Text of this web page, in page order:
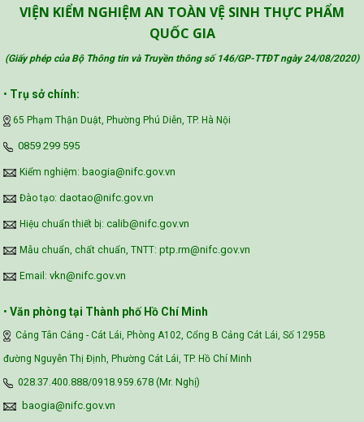
Safe Food for Growth Project (SAFEGRO)
VIỆN KIỂM NGHIỆM AN TOÀN VỆ SINH THỰC PHẨM
QUỐC GIA
(Giấy phép của Bộ Thông tin và Truyền thông số 146/GP-TTĐT ngày 24/08/2020)
• Trụ sở chính:
65 Phạm Thận Duật, Phường Phú Diễn, TP. Hà Nội
‪0859 299 595‬
Kiểm nghiệm: baogia@nifc.gov.vn
Đào tạo: daotao@nifc.gov.vn
Hiệu chuẩn thiết bị: calib@nifc.gov.vn
Mẫu chuẩn, chất chuẩn, TNTT: ptp.rm@nifc.gov.vn
Email: vkn@nifc.gov.vn
• Văn phòng tại Thành phố Hồ Chí Minh
Cảng Tân Cảng - Cát Lái, Phòng A102, Cổng B Cảng Cát Lái, Số 1295B
đường Nguyễn Thị Định, Phường Cát Lái, TP. Hồ Chí Minh
028.37.400.888/0918.959.678 (Mr. Nghị)
baogia@nifc.gov.vn